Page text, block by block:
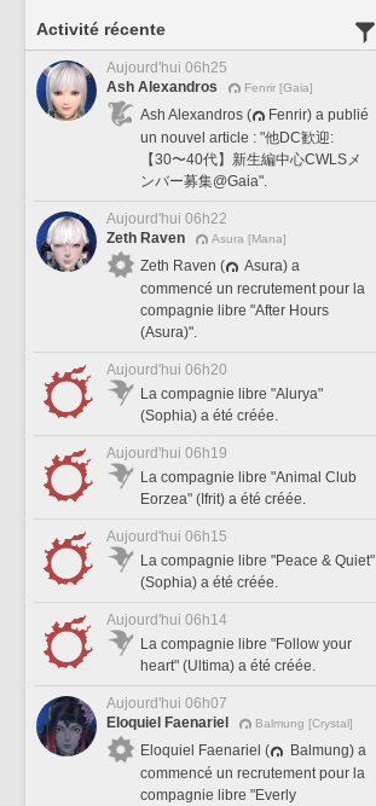
Activité récente
Aujourd'hui 06h25
Ash Alexandros
Fenrir [Gaia]
Ash Alexandros (
Fenrir) a publié
un nouvel article : "他DC歓迎:
【30〜40代】新生編中心CWLSメ
ンバー募集@Gaia".
Aujourd'hui 06h22
Zeth Raven
Asura [Mana]
Zeth Raven (
Asura) a
commencé un recrutement pour la
compagnie libre "After Hours
(Asura)".
Aujourd'hui 06h20
La compagnie libre "Alurya"
(Sophia) a été créée.
Aujourd'hui 06h19
La compagnie libre "Animal Club
Eorzea" (Ifrit) a été créée.
Aujourd'hui 06h15
La compagnie libre "Peace & Quiet"
(Sophia) a été créée.
Aujourd'hui 06h14
La compagnie libre "Follow your
heart" (Ultima) a été créée.
Aujourd'hui 06h07
Eloquiel Faenariel
Balmung [Crystal]
Eloquiel Faenariel (
Balmung) a
commencé un recrutement pour la
compagnie libre "Everly